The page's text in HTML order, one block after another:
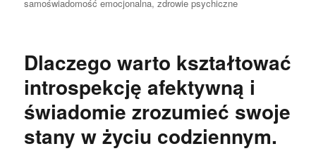
samoświadomość emocjonalna,zdrowie psychiczne
Dlaczego warto kształtować
introspekcję afektywną i
świadomie zrozumieć swoje
stany w życiu codziennym.